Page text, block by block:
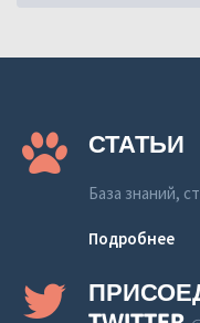
СТАТЬИ
База знаний,
Подробнее